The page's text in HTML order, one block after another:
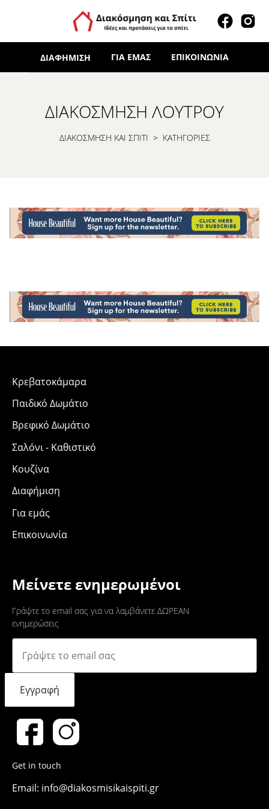
ΔΙΑΦΉΜΙΣΗ ΓΙΑ ΕΜΆΣ ΕΠΙΚΟΙΝΩΝΊΑ
ΔΙΑΚΌΣΜΗΣΗ ΛΟΥΤΡΟΎ
ΔΙΑΚΟΣΜΗΣΗ ΚΑΙ ΣΠΙΤΙ > ΚΑΤΗΓΟΡΙΕΣ
Μείνετε ενημερωμένοι
Γράψτε το email σας για να λαμβάνετε ΔΩΡΕΑΝ
ενημερώσεις
Εγγραφή
Get in touch
Email: info@diakosmisikaispiti.gr
Κρεβατοκάμαρα
Παιδικό Δωμάτιο
Βρεφικό Δωμάτιο
Σαλόνι - Καθιστικό
Κουζίνα
Διαφήμιση
Για εμάς
Επικοινωνία